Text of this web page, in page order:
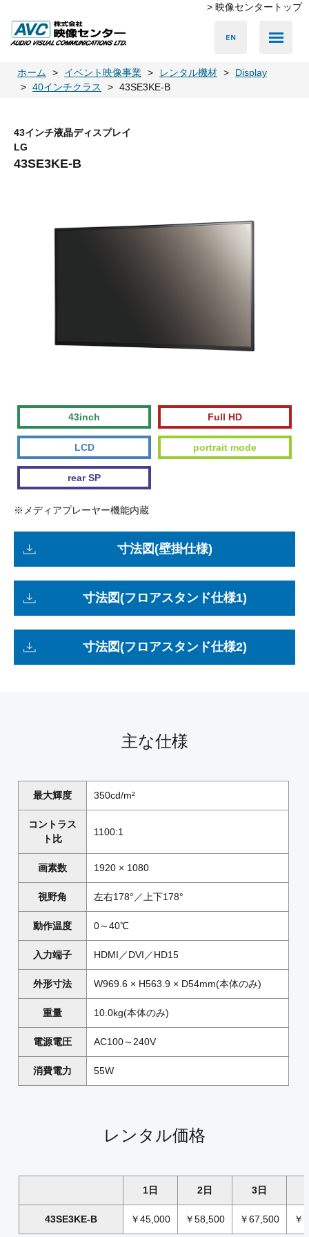
> 映像センタートップ
ホーム イベント映像事業 レンタル機材
Display
40インチクラス
43SE3KE-B
43インチ液晶ディスプレイ
LG
43SE3KE-B
43inch Full HD
LCD portrait mode
rear SP
※メディアプレーヤー機能内蔵
寸法図(壁掛仕様)
寸法図(フロアスタンド仕様1)
寸法図(フロアスタンド仕様2)
主な仕様
最大輝度 350cd/m²
コントラス
ト比
1100:1
画素数 1920 × 1080
視野角 左右178°／上下178°
動作温度 0～40℃
入力端子 HDMI／DVI／HD15
外形寸法 W969.6 × H563.9 × D54mm(本体のみ)
重量 10.0kg(本体のみ)
電源電圧 AC100～240V
消費電力 55W
レンタル価格
1日 2日 3日
43SE3KE-B ￥45,000 ￥58,500 ￥67,500 ￥